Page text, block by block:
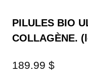
PILULES BIO
COLLAGÈNE.
189.99 $